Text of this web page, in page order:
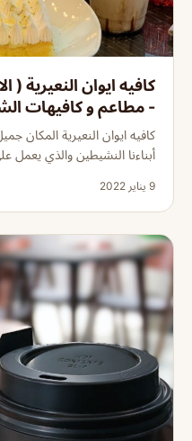
كافيه ايوان النعيرية (
- مطاعم و كافيهات
كافيه ايوان النعيرية المكان
أبناءنا النشيطين والذي يعمل
9 يناير 2022